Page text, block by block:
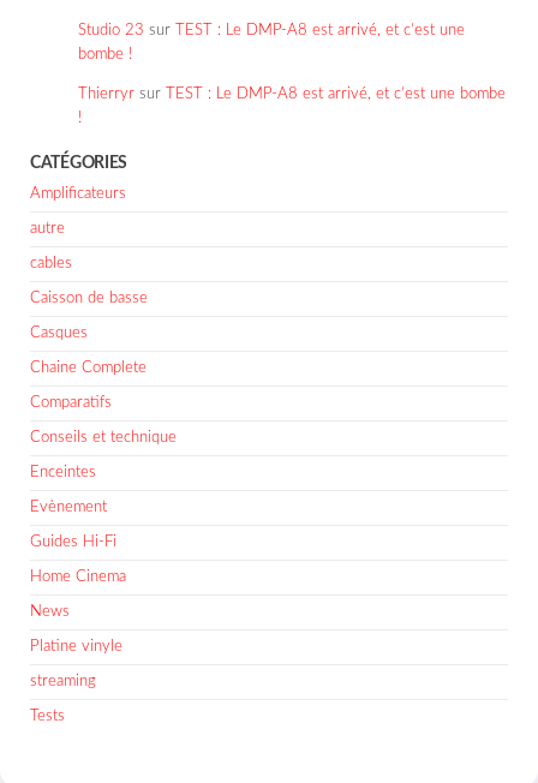
Studio 23 sur
TEST : Le DMP-A8 est arrivé, et c’est une
bombe !
Thierryr sur
TEST : Le DMP-A8 est arrivé, et c’est une bombe
!
CATÉGORIES
Amplificateurs
autre
cables
Caisson de basse
Casques
Chaine Complete
Comparatifs
Conseils et technique
Enceintes
Evènement
Guides Hi-Fi
Home Cinema
News
Platine vinyle
streaming
Tests